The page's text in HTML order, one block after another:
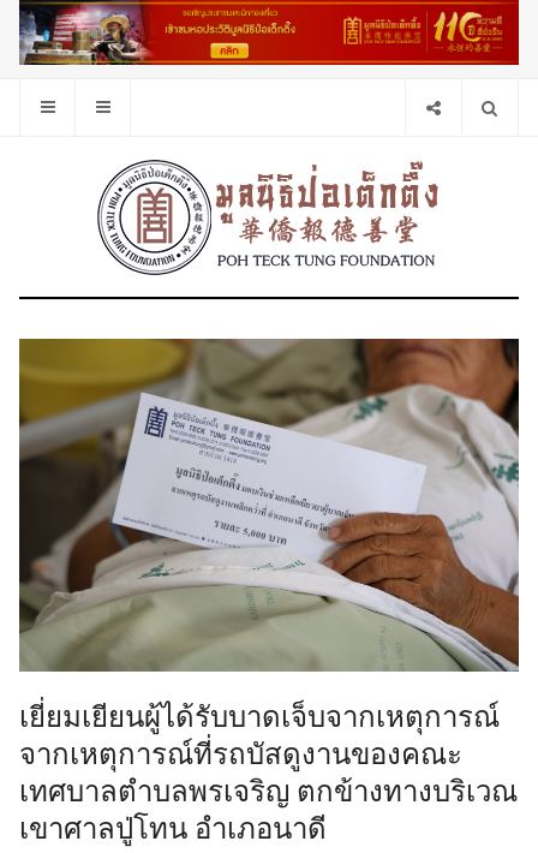
เยี่ยมเยียนผู้ได้รับบาดเจ็บจากเหตุการณ์
จากเหตุการณ์ที่รถบัสดูงานของคณะ
เทศบาลตำบลพรเจริญ ตกข้างทางบริเวณ
เขาศาลปู่โทน อำเภอนาดี